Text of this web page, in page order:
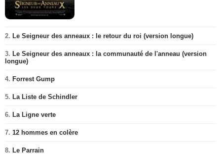
2. Le Seigneur des anneaux : le retour du roi (version longue)
3. Le Seigneur des anneaux : la communauté de l'anneau (version
longue)
4. Forrest Gump
5. La Liste de Schindler
6. La Ligne verte
7. 12 hommes en colère
8. Le Parrain